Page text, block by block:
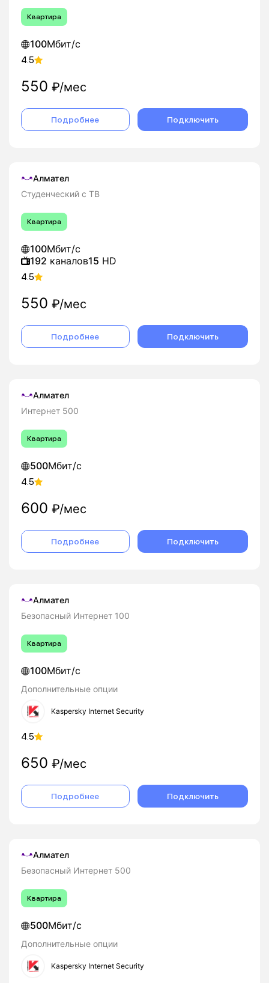
Квартира
100Мбит/с
4.5
550 ₽/мес
Подробнее Подключить
Алмател
Студенческий с ТВ
Квартира
100Мбит/с
192 каналов15 HD
4.5
550 ₽/мес
Подробнее Подключить
Алмател
Интернет 500
Квартира
500Мбит/с
4.5
600 ₽/мес
Подробнее Подключить
Алмател
Безопасный Интернет 100
Квартира
100Мбит/с
Дополнительные опции
Kaspersky Internet Security
4.5
650 ₽/мес
Подробнее Подключить
Алмател
Безопасный Интернет 500
Квартира
500Мбит/с
Дополнительные опции
Kaspersky Internet Security